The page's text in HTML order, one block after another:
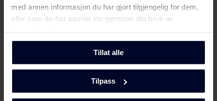
med annen informasjon du har gjort tilgjengelig for dem,
eller som de har samlet inn gjennom din bruk av
Tillat alle
Tilpass
Sikkerhetsinformasjon og
Last ned
Brukermanual
(DK,EN,FI,NO,SV)